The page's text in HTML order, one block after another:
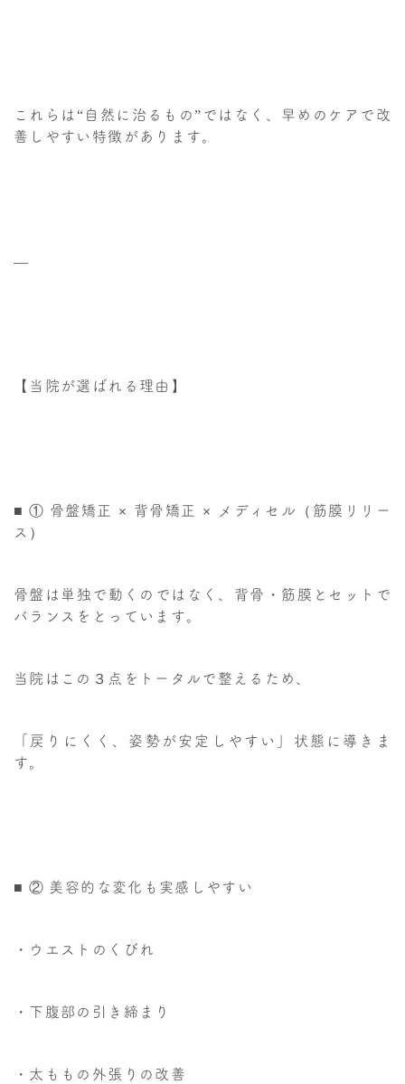
これらは“自然に治るもの”ではなく、早めのケアで改
善しやすい特徴があります。
—
【当院が選ばれる理由】
■ ① 骨盤矯正 × 背骨矯正 × メディセル（筋膜リリー
ス）
骨盤は単独で動くのではなく、背骨・筋膜とセットで
バランスをとっています。
当院はこの３点をトータルで整えるため、
「戻りにくく、姿勢が安定しやすい」状態に導きま
す。
■ ② 美容的な変化も実感しやすい
・ウエストのくびれ
・下腹部の引き締まり
・太ももの外張りの改善